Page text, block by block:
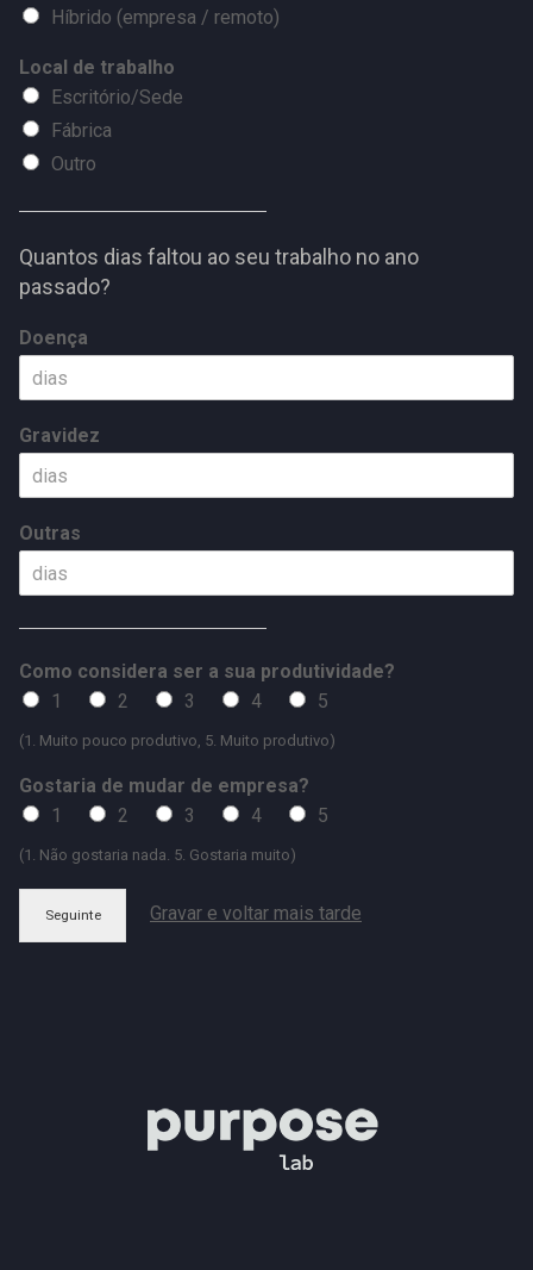
Híbrido (empresa / remoto)
Local de trabalho
Escritório/Sede
Fábrica
Outro
Quantos dias faltou ao seu trabalho no ano
passado?
Doença
Gravidez
Outras
Como considera ser a sua produtividade?
1
2 3 4 5
(1. Muito pouco produtivo, 5. Muito produtivo)
Gostaria de mudar de empresa?
1
2 3 4 5
(1. Não gostaria nada. 5. Gostaria muito)
Seguinte Gravar e voltar mais tarde